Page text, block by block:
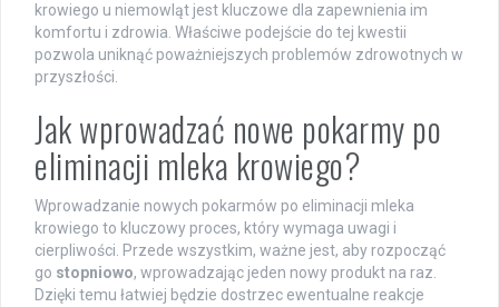
krowiego u niemowląt jest kluczowe dla zapewnienia im
komfortu i zdrowia. Właściwe podejście do tej kwestii
pozwola uniknąć poważniejszych problemów zdrowotnych w
przyszłości.
Jak wprowadzać nowe pokarmy po
eliminacji mleka krowiego?
Wprowadzanie nowych pokarmów po eliminacji mleka
krowiego to kluczowy proces, który wymaga uwagi i
cierpliwości. Przede wszystkim, ważne jest, aby rozpocząć
go stopniowo, wprowadzając jeden nowy produkt na raz.
Dzięki temu łatwiej będzie dostrzec ewentualne reakcje